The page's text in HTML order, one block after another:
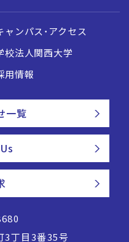
ャンパス・アクセス
校法人関西大学
用情報
一覧
3丁目3番35号